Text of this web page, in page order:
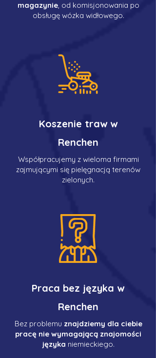
magazynie, od komisjonowania po
obsługę wózka widłowego.
Koszenie traw w
Renchen
Współpracujemy z wieloma firmami
zajmującymi się pielęgnacją terenów
zielonych.
Praca bez języka w
Renchen
Bez problemu znajdziemy dla ciebie
pracę nie wymagającą znajomości
języka niemieckiego.